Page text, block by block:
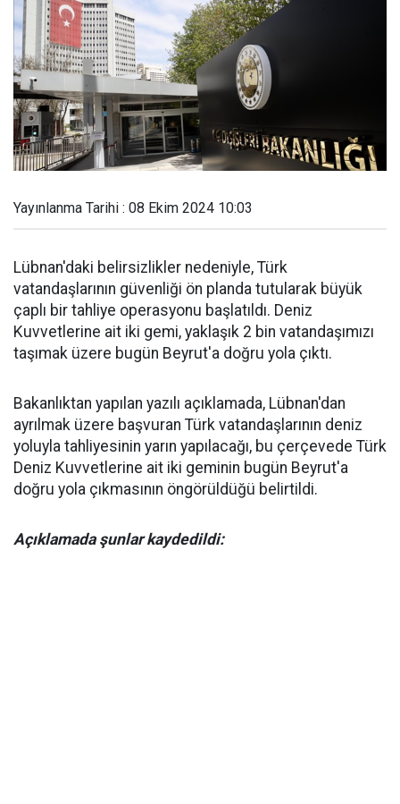
Yayınlanma Tarihi : 08 Ekim 2024 10:03
Lübnan'daki belirsizlikler nedeniyle, Türk
vatandaşlarının güvenliği ön planda tutularak büyük
çaplı bir tahliye operasyonu başlatıldı. Deniz
Kuvvetlerine ait iki gemi, yaklaşık 2 bin vatandaşımızı
taşımak üzere bugün Beyrut'a doğru yola çıktı.
Bakanlıktan yapılan yazılı açıklamada, Lübnan'dan
ayrılmak üzere başvuran Türk vatandaşlarının deniz
yoluyla tahliyesinin yarın yapılacağı, bu çerçevede Türk
Deniz Kuvvetlerine ait iki geminin bugün Beyrut'a
doğru yola çıkmasının öngörüldüğü belirtildi.
Açıklamada şunlar kaydedildi: